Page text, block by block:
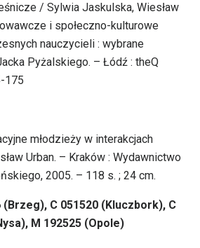
/ Sylwia Jaskulska, Wiesław
i społeczno-kulturowe
nauczycieli : wybrane
Pyżalskiego. – Łódź : theQ
175
młodzieży w interakcjach
Urban. – Kraków : Wydawnictwo
2005. – 118 s. ; 24 cm.
(Brzeg), C 051520 (Kluczbork), C
M 192525 (Opole)